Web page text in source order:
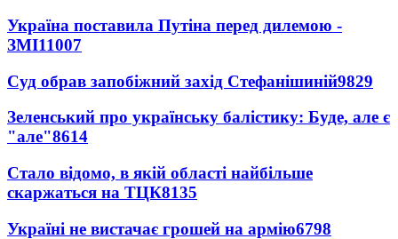
Україна поставила Путіна перед дилемою -
ЗМІ11007
Суд обрав запобіжний захід Стефанішиній9829
Зеленський про українську балістику: Буде, але є
"але"8614
Стало відомо, в якій області найбільше
скаржаться на ТЦК8135
Україні не вистачає грошей на армію6798